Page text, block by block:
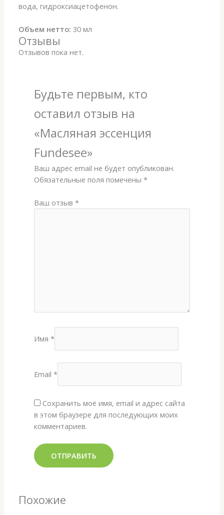
вода, гидроксиацетофенон.
Объем нетто:30 мл
Отзывы
Отзывов пока нет.
Будьте первым, кто
оставил отзыв на
«Масляная эссенция
Fundesee»
Ваш адрес email не будет опубликован.
Обязательные поля помечены*
Ваш отзыв*
Имя*
Email*
Сохранить моё имя, email и адрес сайта
в этом браузере для последующих моих
комментариев.
Похожие